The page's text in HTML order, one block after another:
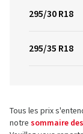
295/30 R18
295/35 R18
Tous les prix
notre sommaire